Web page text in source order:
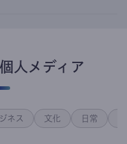
人メディア
ネス 文化 日常